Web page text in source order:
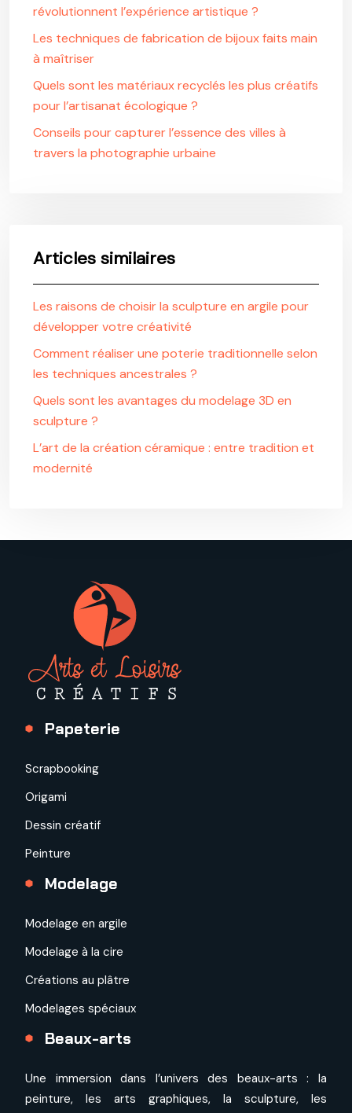
révolutionnent l’expérience artistique ?
Les techniques de fabrication de bijoux faits main
à maîtriser
Quels sont les matériaux recyclés les plus créatifs
pour l’artisanat écologique ?
Conseils pour capturer l’essence des villes à
travers la photographie urbaine
Articles similaires
Les raisons de choisir la sculpture en argile pour
développer votre créativité
Comment réaliser une poterie traditionnelle selon
les techniques ancestrales ?
Quels sont les avantages du modelage 3D en
sculpture ?
L’art de la création céramique : entre tradition et
modernité
Papeterie
Scrapbooking
Origami
Dessin créatif
Peinture
Modelage
Modelage en argile
Modelage à la cire
Créations au plâtre
Modelages spéciaux
Beaux-arts
Une immersion dans l’univers des beaux-arts : la
peinture, les arts graphiques, la sculpture, les